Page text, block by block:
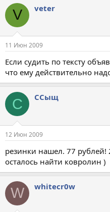
V veter
11 Июн 2009
Если судить по тексту
что ему действительно
С ССыщ
12 Июн 2009
резинки нашел. 77 рублей!
осталось найти ковролин )
W whitecr0w